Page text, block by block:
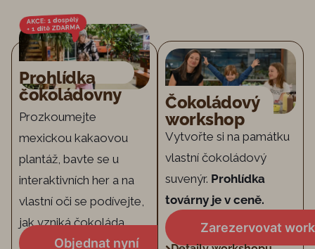
Prohlídka
čokoládovny
Prozkoumejte
mexickou kakaovou
plantáž, bavte se u
interaktivních her a na
vlastní oči se podívejte,
jak vzniká čokoláda.
Objednat nyní
Čokoládový
workshop
Vytvořte si na památku
vlastní čokoládový
suvenýr. Prohlídka
továrny je v ceně.
Zarezervovat